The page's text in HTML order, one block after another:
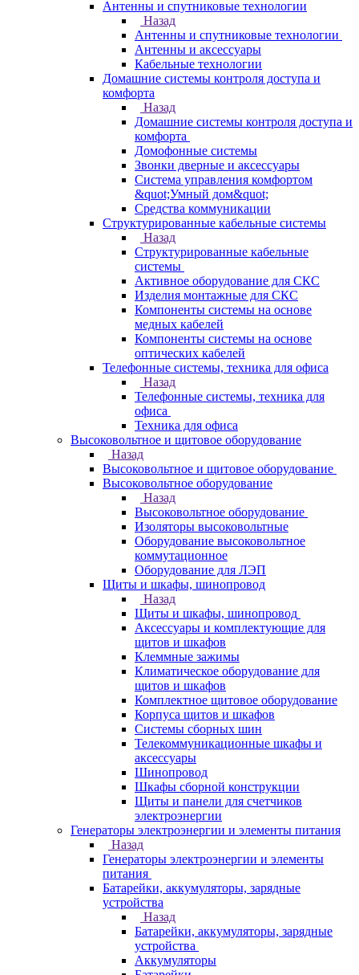
Антенны и спутниковые технологии
Назад
Антенны и спутниковые технологии
Антенны и аксессуары
Кабельные технологии
Домашние системы контроля доступа и
комфорта
Назад
Домашние системы контроля доступа и
комфорта
Домофонные системы
Звонки дверные и аксессуары
Система управления комфортом
&quot;Умный дом&quot;
Средства коммуникации
Структурированные кабельные системы
Назад
Структурированные кабельные
системы
Активное оборудование для СКС
Изделия монтажные для СКС
Компоненты системы на основе
медных кабелей
Компоненты системы на основе
оптических кабелей
Телефонные системы, техника для офиса
Назад
Телефонные системы, техника для
офиса
Техника для офиса
Высоковольтное и щитовое оборудование
Назад
Высоковольтное и щитовое оборудование
Высоковольтное оборудование
Назад
Высоковольтное оборудование
Изоляторы высоковольтные
Оборудование высоковольтное
коммутационное
Оборудование для ЛЭП
Щиты и шкафы, шинопровод
Назад
Щиты и шкафы, шинопровод
Аксессуары и комплектующие для
щитов и шкафов
Клеммные зажимы
Климатическое оборудование для
щитов и шкафов
Комплектное щитовое оборудование
Корпуса щитов и шкафов
Системы сборных шин
Телекоммуникационные шкафы и
аксессуары
Шинопровод
Шкафы сборной конструкции
Щиты и панели для счетчиков
электроэнергии
Генераторы электроэнергии и элементы питания
Назад
Генераторы электроэнергии и элементы
питания
Батарейки, аккумуляторы, зарядные
устройства
Назад
Батарейки, аккумуляторы, зарядные
устройства
Аккумуляторы